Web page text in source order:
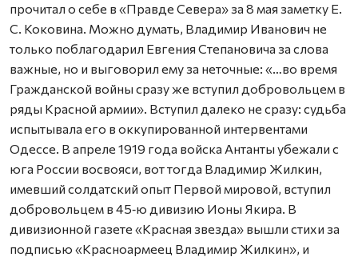
прочитал о себе в «Правде Севера» за 8 мая заметку Е.
С. Коковина. Можно думать, Владимир Иванович не
только поблагодарил Евгения Степановича за слова
важные, но и выговорил ему за неточные: «…во время
Гражданской войны сразу же вступил добровольцем в
ряды Красной армии». Вступил далеко не сразу: судьба
испытывала его в оккупированной интервентами
Одессе. В апреле 1919 года войска Антанты убежали с
юга России восвояси, вот тогда Владимир Жилкин,
имевший солдатский опыт Первой мировой, вступил
добровольцем в 45‑ю дивизию Ионы Якира. В
дивизионной газете «Красная звезда» вышли стихи за
подписью «Красноармеец Владимир Жилкин», и